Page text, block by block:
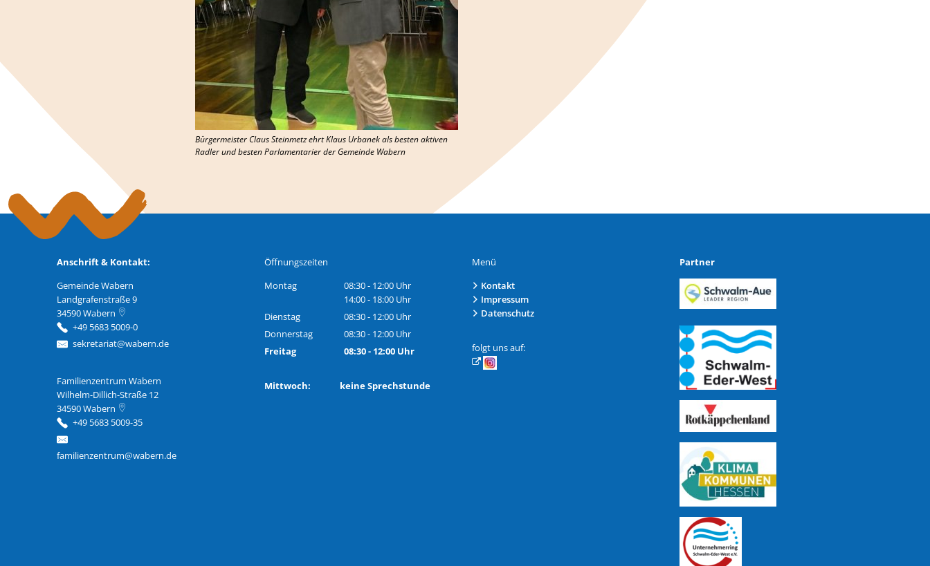
Bürgermeister Claus Steinmetz ehrt Klaus Urbanek als besten aktiven
Radler und besten Parlamentarier der Gemeinde Wabern
Anschrift & Kontakt:
Gemeinde Wabern
Landgrafenstraße 9
34590Wabern
+49 5683 5009-0
sekretariat@wabern.de
Familienzentrum Wabern
Familienzentrum Wabern
Wilhelm-Dillich-Straße 12
34590Wabern
+49 5683 5009-35
familienzentrum@wabern.de
Öffnungszeiten
Montag
08:30- 12:00 Uhr
Von 08:30 bis 12:00 Uhr
14:00- 18:00 Uhr
Von 14:00 bis 18:00 Uhr
Dienstag 08:30- 12:00 Uhr
Von 08:30 bis 12:00 Uhr
Donnerstag 08:30- 12:00 Uhr
Von 08:30 bis 12:00 Uhr
Freitag 08:30- 12:00 Uhr
Mittwoch: keine Sprechstunde
Menü
Kontakt
Impressum
Datenschutz
folgt uns auf:
Partner